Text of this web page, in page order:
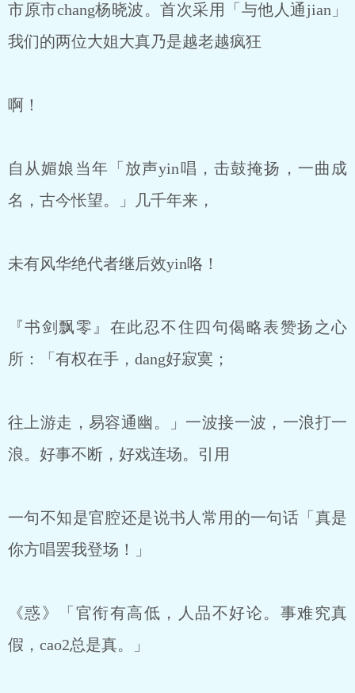
市原市chang杨晓波。首次采用「与他人通jian」
我们的两位大姐大真乃是越老越疯狂
啊！
自从媚娘当年「放声yin唱，击鼓掩扬，一曲成
名，古今怅望。」几千年来，
未有风华绝代者继后效yin咯！
『书剑飘零』在此忍不住四句偈略表赞扬之心
所：「有权在手，dang好寂寞；
往上游走，易容通幽。」一波接一波，一浪打一
浪。好事不断，好戏连场。引用
一句不知是官腔还是说书人常用的一句话「真是
你方唱罢我登场！」
《惑》「官衔有高低，人品不好论。事难究真
假，cao2总是真。」